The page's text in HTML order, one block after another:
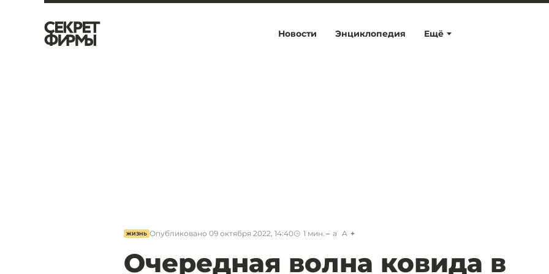
Ещё
Новости Энциклопедия
ЖИЗНЬ Опубликовано 09 октября 2022, 14:40 1 мин. a A
Очередная волна ковида в